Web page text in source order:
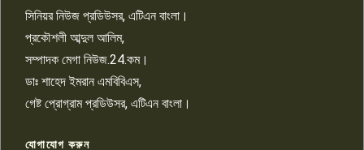
সিনিয়র নিউজ প্রডিউসর, এটিএন বাংলা।
প্রকৌশলী আব্দুল আলিম,
সম্পাদক মেগা নিউজ.24.কম।
ডাঃ শাহেদ ইমরান এমবিবিএস,
গেষ্ট প্রোগ্রাম প্রডিউসর, এটিএন বাংলা।
যোগাযোগ করুন